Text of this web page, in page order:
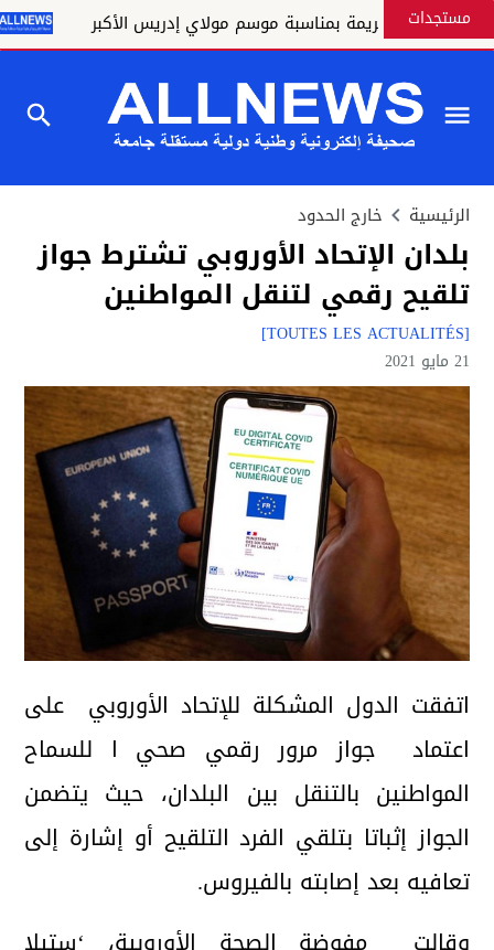
مستجدات
ملكية كريمة بمناسبة موسم مولاي إدريس الأكبر
الرئيسية خارج الحدود
بلدان الإتحاد الأوروبي تشترط جواز
تلقيح رقمي لتنقل المواطنين
[TOUTES LES ACTUALITÉS]
21 مايو 2021
اتفقت الدول المشكلة للإتحاد الأوروبي على
اعتماد جواز مرور رقمي صحي ا للسماح
المواطنين بالتنقل بين البلدان، حيث يتضمن
الجواز إثباتا بتلقي الفرد التلقيح أو إشارة إلى
تعافيه بعد إصابته بالفيروس.